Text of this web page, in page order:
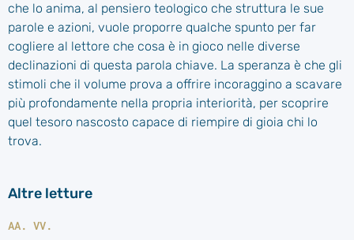
che lo anima, al pensiero teologico che struttura le sue
parole e azioni, vuole proporre qualche spunto per far
cogliere al lettore che cosa è in gioco nelle diverse
declinazioni di questa parola chiave. La speranza è che gli
stimoli che il volume prova a offrire incoraggino a scavare
più profondamente nella propria interiorità, per scoprire
quel tesoro nascosto capace di riempire di gioia chi lo
trova.
Altre letture
AA. VV.